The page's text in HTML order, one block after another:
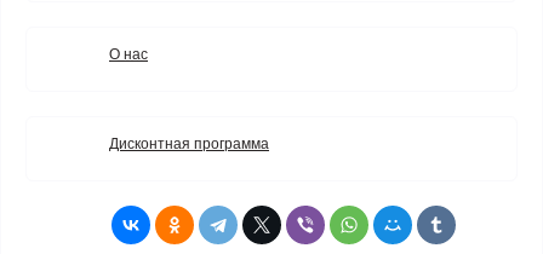
О нас
Дисконтная программа